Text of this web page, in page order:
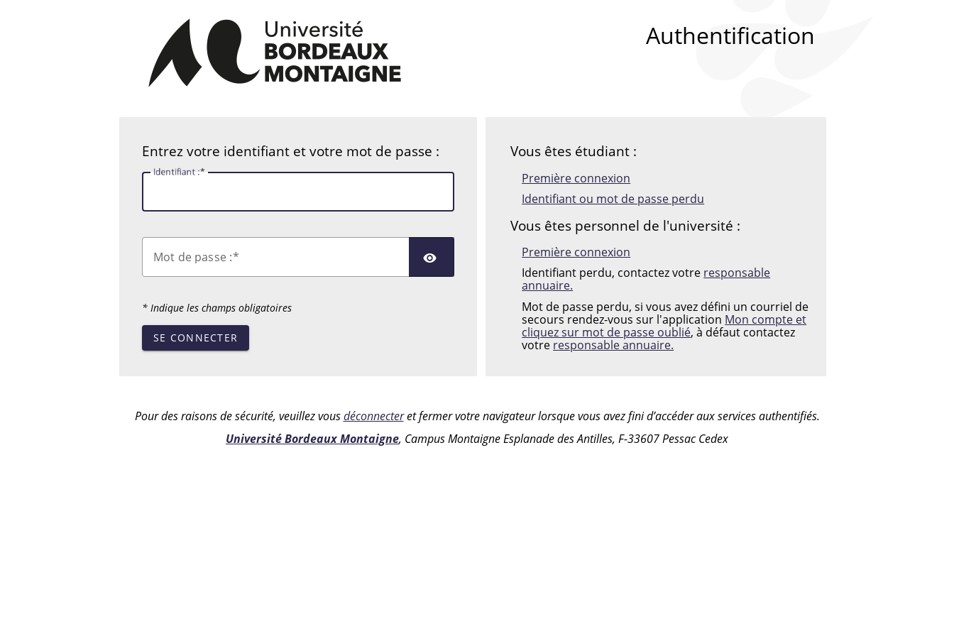
Authentification
Entrez votre identifiant et votre mot de passe :
Identifiant :
Mot de passe : AFFICHER LE MOT DE PASSE
* Indique les champs obligatoires
SE CONNECTER
Vous êtes étudiant :
Première connexion
Identifiant ou mot de passe perdu
Vous êtes personnel de l'université :
Première connexion
Identifiant perdu, contactez votre responsable
annuaire.
Mot de passe perdu, si vous avez défini un courriel de
secours rendez-vous sur l'application Mon compte et
cliquez sur mot de passe oublié, à défaut contactez
votre responsable annuaire.
Pour des raisons de sécurité, veuillez vousdéconnecteret fermer votre navigateur lorsque vous avez fini d’accéder aux services authentifiés.
Université Bordeaux Montaigne, Campus Montaigne Esplanade des Antilles, F-33607 Pessac Cedex